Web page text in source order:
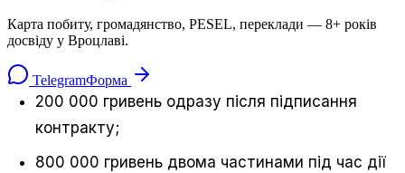
Карта побиту, громадянство, PESEL, переклади — 8+ років
досвіду у Вроцлаві.
TelegramФорма
200 000 гривень одразу після підписання
контракту;
800 000 гривень двома частинами під час дії